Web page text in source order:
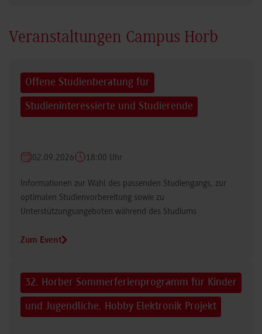
Veranstaltungen Campus Horb
Offene Studienberatung für
Studieninteressierte und Studierende
02.09.2026 18:00 Uhr
Informationen zur Wahl des passenden Studiengangs, zur
optimalen Studienvorbereitung sowie zu
Unterstützungsangeboten während des Studiums
Zum Event
32. Horber Sommerferienprogramm für Kinder
und Jugendliche. Hobby Elektronik Projekt